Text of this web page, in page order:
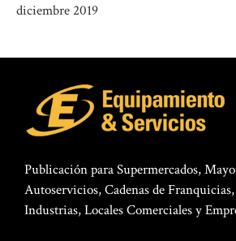
diciembre 2019
Publicación para Supermercados,
Autoservicios, Cadenas de
Industrias, Locales Comerciales y